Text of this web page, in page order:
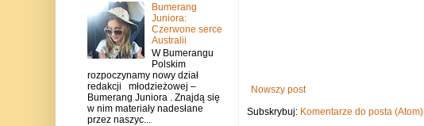
Nowszy post
Subskrybuj: Komentarze do posta (Atom)
Bumerang
Juniora:
Czerwone serce
Australii
W Bumerangu
Polskim
rozpoczynamy nowy dział
redakcji młodzieżowej –
Bumerang Juniora . Znajdą się
w nim materiały nadesłane
przez naszyc...